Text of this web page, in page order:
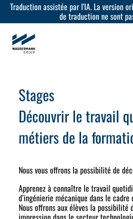
Traduction assistée par l'IA. La version
de traduction ne sont
Stages
Découvrir le travail
métiers de la
Nous vous offrons la possibilité de
Apprenez à connaître le travail
d’ingénierie mécanique dans le cadre
Nous offrons aux élèves la possibilité